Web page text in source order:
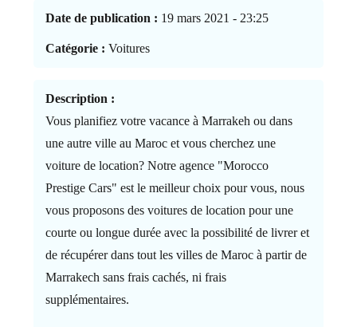
Date de publication : 19 mars 2021 - 23:25
Catégorie : Voitures
Description :
Vous planifiez votre vacance à Marrakeh ou dans
une autre ville au Maroc et vous cherchez une
voiture de location? Notre agence "Morocco
Prestige Cars" est le meilleur choix pour vous, nous
vous proposons des voitures de location pour une
courte ou longue durée avec la possibilité de livrer et
de récupérer dans tout les villes de Maroc à partir de
Marrakech sans frais cachés, ni frais
supplémentaires.